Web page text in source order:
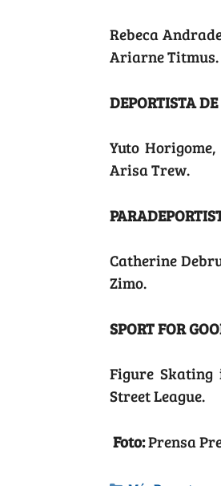
Rebeca
Ariarne Titmus.
DEPORTISTA
Yuto
Arisa Trew.
Catherine
Zimo.
SPORT FOR
Figure Skating
Street League.
Foto:Prensa